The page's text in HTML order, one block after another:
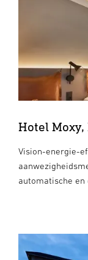
Hotel
Vision-energie-
automatische